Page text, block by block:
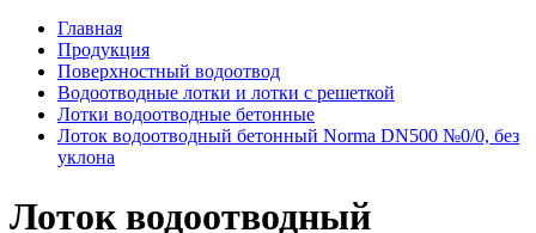
Главная
Продукция
Поверхностный водоотвод
Водоотводные лотки и лотки с решеткой
Лотки водоотводные бетонные
Лоток водоотводный бетонный Norma DN500 №0/0, без
уклона
Лоток водоотводный